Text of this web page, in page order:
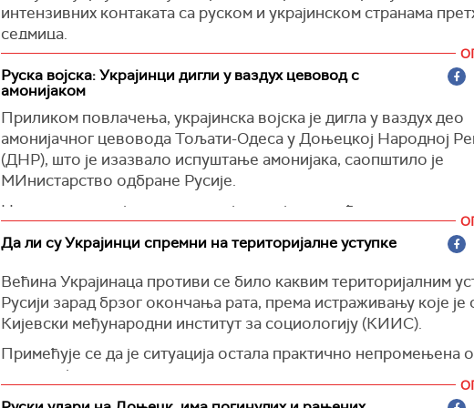
закључио је Зеленски.
(Унијан)
интензивних контаката са руском и украјинском странама
седмица.
након интензивних консултација, започет процес поновног
електране на спољно напајање преко далековода Дњепровска
Феросплавна-1".
(Reuters)
Руска војска: Украјинци дигли у ваздух цевовод с
амонијаком
Приликом повлачења, украјинска војска је дигла у ваздух део
амонијачног цевовода Тољати-Одеса у Доњецкој Народној
(ДНР), што је изазвало испуштање амонијака, саопштило је
МИнистарство одбране Русије.
Наводи се да ниједан руски војник није повређен.
„Да би успориле напредовање јединица руских оружаних
Републици, украјинске оружане снаге су минирале крак
цевовода Тољати-Одеса, што је довело до испуштања
амонијака кроз оштећени део", наводи се у саопштењу тог
министарства.
(Интерфакс)
Да ли су Украјинци спремни на територијалне уступке
Већина Украјинаца противи се било каквим територијалним
Русији зарад брзог окончања рата, према истраживању које је
Кијевски међународни институт за социологију (КИИС).
Примећује се да је ситуација остала практично непромењена
почетка јуна ове године.